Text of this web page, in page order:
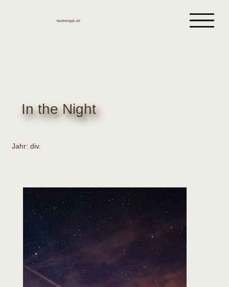
beatrenggli.art
In the Night
Jahr: div.